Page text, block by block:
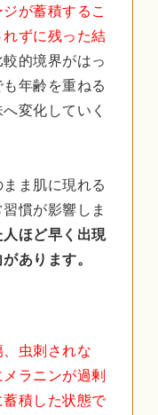
が蓄積するこ
ずに残った結
較的境界がはっ
年齢を重ねる
変化していく
ま肌に現れる
慣が影響しま
ほど早く出現
あります。
虫刺されな
ラニンが過剰
積した状態で